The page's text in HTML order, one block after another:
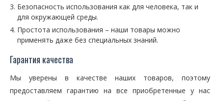
Безопасность использования как для человека, так и
для окружающей среды.
Простота использования – наши товары можно
применять даже без специальных знаний.
Гарантия качества
Мы уверены в качестве наших товаров, поэтому
предоставляем гарантию на все приобретенные у нас